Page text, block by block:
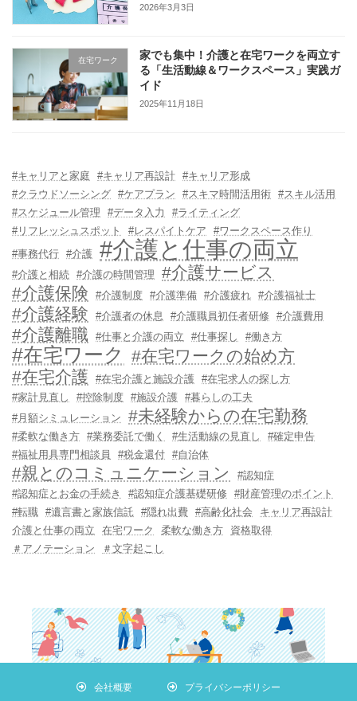
2026年3月3日
在宅ワーク
家でも集中！介護と在宅ワークを両立す
る「生活動線＆ワークスペース」実践ガ
イド
2025年11月18日
#キャリアと家庭 #キャリア再設計 #キャリア形成
#クラウドソーシング #ケアプラン #スキマ時間活用術 #スキル活用
#スケジュール管理
#データ入力
#ライティング
#リフレッシュスポット
#レスパイトケア
#ワークスペース作り
#事務代行 #介護 #介護と仕事の両立
#介護と相続 #介護の時間管理
#介護サービス
#介護保険
#介護制度 #介護準備 #介護疲れ #介護福祉士
#介護経験 #介護者の休息 #介護職員初任者研修 #介護費用
#介護離職 #仕事と介護の両立 #仕事探し #働き方
#在宅ワーク
#在宅ワークの始め方
#在宅介護
#在宅介護と施設介護 #在宅求人の探し方
#家計見直し
#控除制度 #施設介護 #暮らしの工夫
#月額シミュレーション
#未経験からの在宅勤務
#柔軟な働き方 #業務委託で働く #生活動線の見直し
#確定申告
#福祉用具専門相談員
#税金還付 #自治体
#親とのコミュニケーション
#認知症
#認知症とお金の手続き
#認知症介護基礎研修
#財産管理のポイント
#転職
#遺言書と家族信託 #隠れ出費 #高齢化社会
キャリア再設計
介護と仕事の両立
在宅ワーク 柔軟な働き方
資格取得
＃アノテーション
＃文字起こし
会社概要 プライバシーポリシー